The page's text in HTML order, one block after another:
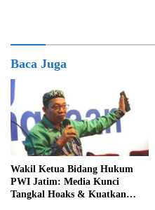
Baca Juga
Wakil Ketua Bidang Hukum
PWI Jatim: Media Kunci
Tangkal Hoaks & Kuatkan